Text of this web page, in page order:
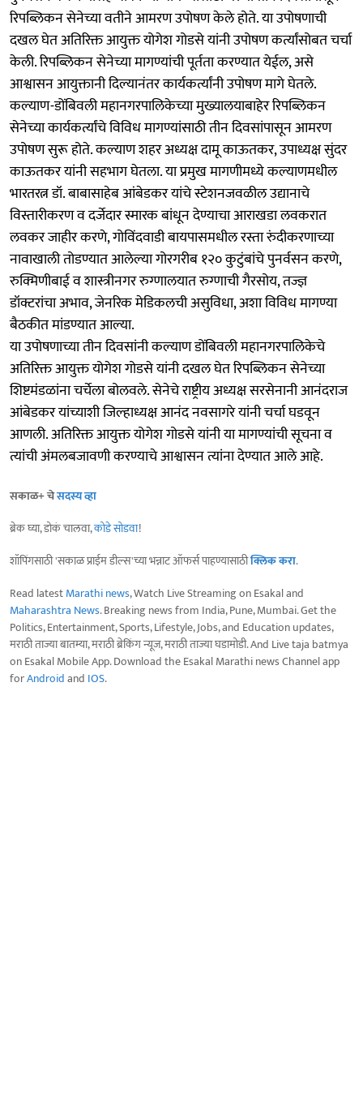
रिपब्लिकन सेनेच्या वतीने आमरण उपोषण केले होते. या उपोषणाची
दखल घेत अतिरिक्त आयुक्त योगेश गोडसे यांनी उपोषण कर्त्यांसोबत चर्चा
केली. रिपब्लिकन सेनेच्या मागण्यांची पूर्तता करण्यात येईल, असे
आश्वासन आयुक्तानी दिल्यानंतर कार्यकर्त्यांनी उपोषण मागे घेतले.
कल्याण-डोंबिवली महानगरपालिकेच्या मुख्यालयाबाहेर रिपब्लिकन
सेनेच्या कार्यकर्त्यांचे विविध मागण्यांसाठी तीन दिवसांपासून आमरण
उपोषण सुरू होते. कल्याण शहर अध्यक्ष दामू काऊतकर, उपाध्यक्ष सुंदर
काऊतकर यांनी सहभाग घेतला. या प्रमुख मागणीमध्ये कल्याणमधील
भारतरत्न डॉ. बाबासाहेब आंबेडकर यांचे स्टेशनजवळील उद्यानाचे
विस्तारीकरण व दर्जेदार स्मारक बांधून देण्याचा आराखडा लवकरात
लवकर जाहीर करणे, गोविंदवाडी बायपासमधील रस्ता रुंदीकरणाच्या
नावाखाली तोडण्यात आलेल्या गोरगरीब १२० कुटुंबांचे पुनर्वसन करणे,
रुक्मिणीबाई व शास्त्रीनगर रुग्णालयात रुग्णाची गैरसोय, तज्ज्ञ
डॉक्टरांचा अभाव, जेनरिक मेडिकलची असुविधा, अशा विविध मागण्या
बैठकीत मांडण्यात आल्या.
या उपोषणाच्या तीन दिवसांनी कल्याण डोंबिवली महानगरपालिकेचे
अतिरिक्त आयुक्त योगेश गोडसे यांनी दखल घेत रिपब्लिकन सेनेच्या
शिष्टमंडळांना चर्चेला बोलवले. सेनेचे राष्ट्रीय अध्यक्ष सरसेनानी आनंदराज
आंबेडकर यांच्याशी जिल्हाध्यक्ष आनंद नवसागरे यांनी चर्चा घडवून
आणली. अतिरिक्त आयुक्त योगेश गोडसे यांनी या मागण्यांची सूचना व
त्यांची अंमलबजावणी करण्याचे आश्वासन त्यांना देण्यात आले आहे.
सकाळ+ चेसदस्य व्हा
ब्रेक घ्या, डोकं चालवा,कोडे सोडवा!
शॉपिंगसाठी 'सकाळ प्राईम डील्स'च्या भन्नाट ऑफर्स पाहण्यासाठीक्लिक करा.
Read latestMarathi news, Watch Live Streaming on Esakal and
Maharashtra News. Breaking news from India, Pune, Mumbai. Get the
Politics, Entertainment, Sports, Lifestyle, Jobs, and Education updates,
मराठी ताज्या बातम्या, मराठी ब्रेकिंग न्यूज, मराठी ताज्या घडामोडी. And Live taja batmya
on Esakal Mobile App. Download the Esakal Marathi news Channel app
forAndroidand IOS.